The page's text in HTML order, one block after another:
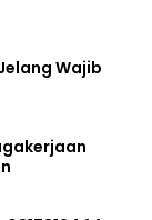
Wajib